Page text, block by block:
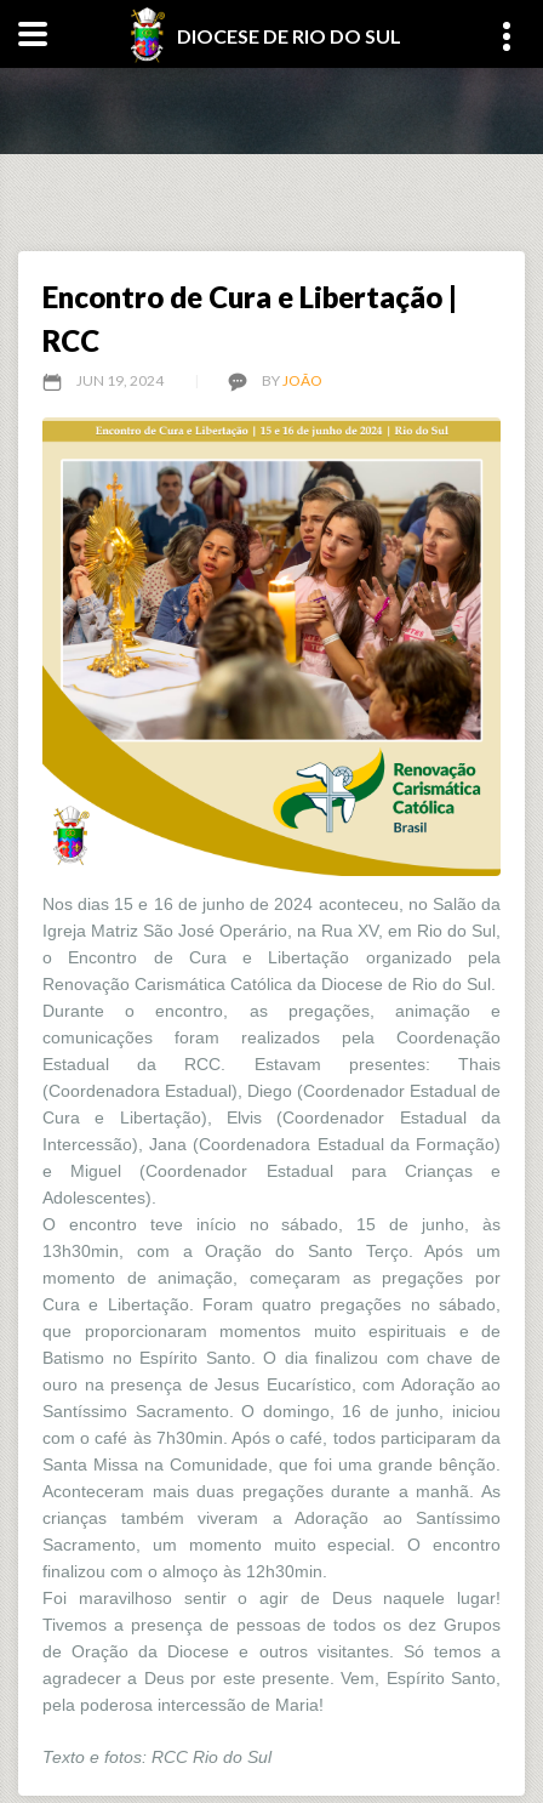
DIOCESE DE RIO DO SUL
Encontro de Cura e Libertação |
RCC
JUN 19, 2024 BYJOÃO
Nos dias 15 e 16 de junho de 2024 aconteceu, no Salão da
Igreja Matriz São José Operário, na Rua XV, em Rio do Sul,
o Encontro de Cura e Libertação organizado pela
Renovação Carismática Católica da Diocese de Rio do Sul.
Durante o encontro, as pregações, animação e
comunicações foram realizados pela Coordenação
Estadual da RCC. Estavam presentes: Thais
(Coordenadora Estadual), Diego (Coordenador Estadual de
Cura e Libertação), Elvis (Coordenador Estadual da
Intercessão), Jana (Coordenadora Estadual da Formação)
e Miguel (Coordenador Estadual para Crianças e
Adolescentes).
O encontro teve início no sábado, 15 de junho, às
13h30min, com a Oração do Santo Terço. Após um
momento de animação, começaram as pregações por
Cura e Libertação. Foram quatro pregações no sábado,
que proporcionaram momentos muito espirituais e de
Batismo no Espírito Santo. O dia finalizou com chave de
ouro na presença de Jesus Eucarístico, com Adoração ao
Santíssimo Sacramento. O domingo, 16 de junho, iniciou
com o café às 7h30min. Após o café, todos participaram da
Santa Missa na Comunidade, que foi uma grande bênção.
Aconteceram mais duas pregações durante a manhã. As
crianças também viveram a Adoração ao Santíssimo
Sacramento, um momento muito especial. O encontro
finalizou com o almoço às 12h30min.
Foi maravilhoso sentir o agir de Deus naquele lugar!
Tivemos a presença de pessoas de todos os dez Grupos
de Oração da Diocese e outros visitantes. Só temos a
agradecer a Deus por este presente. Vem, Espírito Santo,
pela poderosa intercessão de Maria!
Texto e fotos: RCC Rio do Sul